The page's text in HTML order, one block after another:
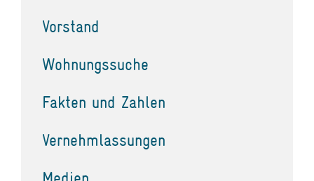
Vorstand
Wohnungssuche
Fakten und Zahlen
Vernehmlassungen